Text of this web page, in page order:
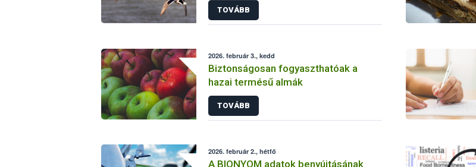
TOVÁBB
2026. február 3., kedd
Biztonságosan fogyaszthatóak a
hazai termésű almák
TOVÁBB
2026. február 2., hétfő
A BIONYOM adatok benyújtásának